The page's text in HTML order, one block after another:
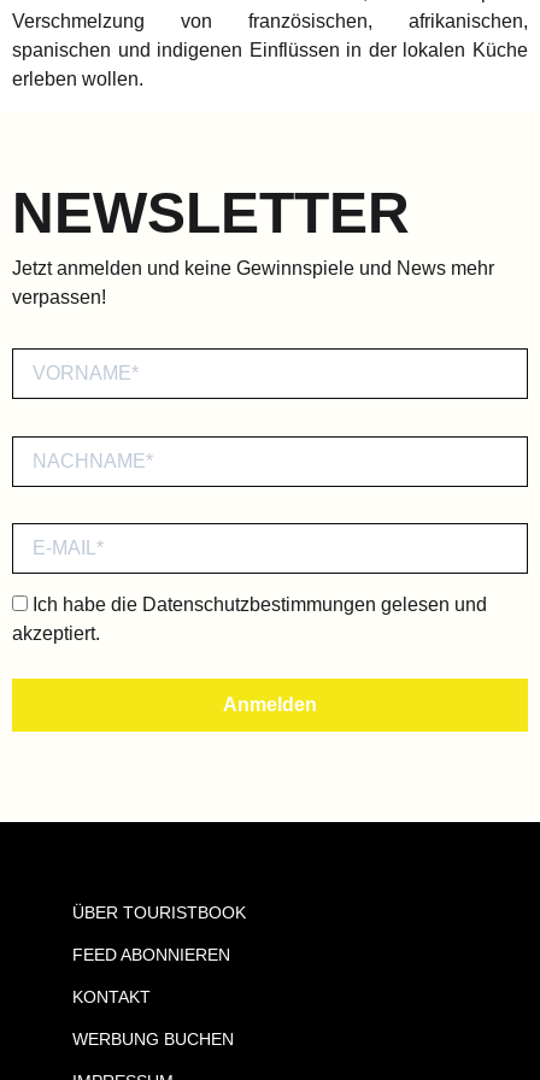
Verschmelzung von französischen, afrikanischen,
spanischen und indigenen Einflüssen in der lokalen Küche
erleben wollen.
NEWSLETTER
Jetzt anmelden und keine Gewinnspiele und News mehr
verpassen!
Ich habe die Datenschutzbestimmungen gelesen und
akzeptiert.
ÜBER TOURISTBOOK
FEED ABONNIEREN
KONTAKT
WERBUNG BUCHEN